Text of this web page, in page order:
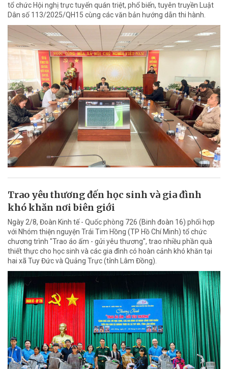
tổ chức Hội nghị trực tuyến quán triệt, phổ biến, tuyên truyền Luật
Dân số 113/2025/QH15 cùng các văn bản hướng dẫn thi hành.
Trao yêu thương đến học sinh và gia đình
khó khăn nơi biên giới
Ngày 2/8, Đoàn Kinh tế - Quốc phòng 726 (Binh đoàn 16) phối hợp
với Nhóm thiện nguyện Trái Tim Hồng (TP Hồ Chí Minh) tổ chức
chương trình "Trao áo ấm - gửi yêu thương", trao nhiều phần quà
thiết thực cho học sinh và các gia đình có hoàn cảnh khó khăn tại
hai xã Tuy Đức và Quảng Trực (tỉnh Lâm Đồng).